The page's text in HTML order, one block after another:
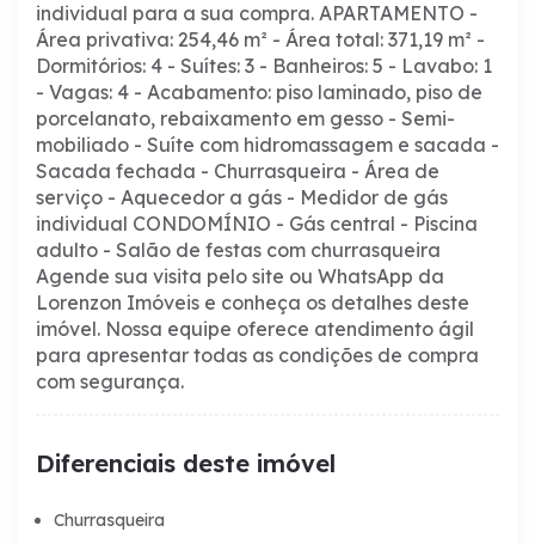
individual para a sua compra. APARTAMENTO -
Área privativa: 254,46 m² - Área total: 371,19 m² -
Dormitórios: 4 - Suítes: 3 - Banheiros: 5 - Lavabo: 1
- Vagas: 4 - Acabamento: piso laminado, piso de
porcelanato, rebaixamento em gesso - Semi-
mobiliado - Suíte com hidromassagem e sacada -
Sacada fechada - Churrasqueira - Área de
serviço - Aquecedor a gás - Medidor de gás
individual CONDOMÍNIO - Gás central - Piscina
adulto - Salão de festas com churrasqueira
Agende sua visita pelo site ou WhatsApp da
Lorenzon Imóveis e conheça os detalhes deste
imóvel. Nossa equipe oferece atendimento ágil
para apresentar todas as condições de compra
com segurança.
Diferenciais deste imóvel
Churrasqueira